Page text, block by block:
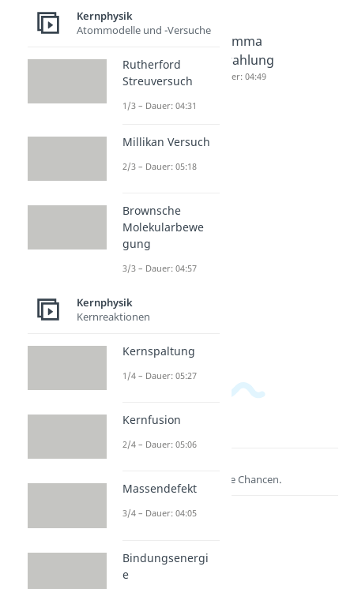
Strahlung
Dauer: 04:27
Strahlung
Dauer: 05:18
Gamma
Strahlung
Dauer: 04:49
Entdecke hier deine Chancen.
Kernphysik
Atommodelle und -Versuche
Rutherford
Streuversuch
1/3 – Dauer: 04:31
Millikan Versuch
2/3 – Dauer: 05:18
Brownsche
Molekularbewe
gung
3/3 – Dauer: 04:57
Kernphysik
Kernreaktionen
Kernspaltung
1/4 – Dauer: 05:27
Kernfusion
2/4 – Dauer: 05:06
Massendefekt
3/4 – Dauer: 04:05
Bindungsenergi
e